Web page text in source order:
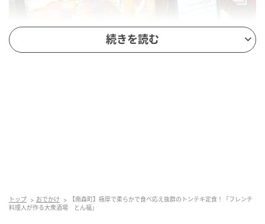
洋食と大衆料理！ひと手間かけたフレンチ技術の大衆
続きを読む
トップ おでかけ
【南森町】極厚で柔らかで食べ応え抜群のトンテキ定食！「フレンチ
料理人が作る大衆酒場 とん福」